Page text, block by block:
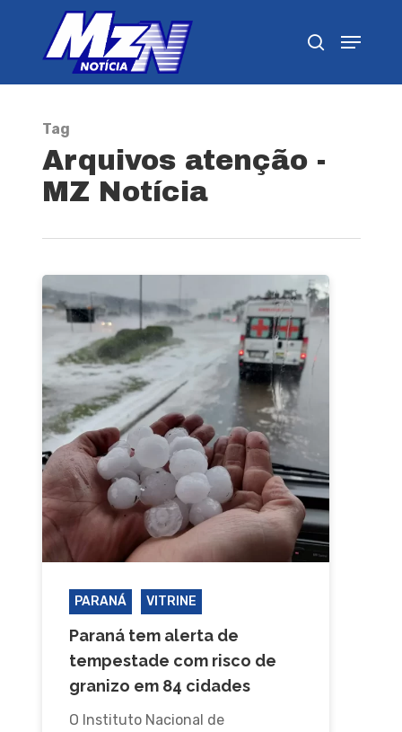
Tag
Arquivos atenção -
MZ Notícia
PARANÁ VITRINE
Paraná tem alerta de
tempestade com risco de
granizo em 84 cidades
O Instituto Nacional de